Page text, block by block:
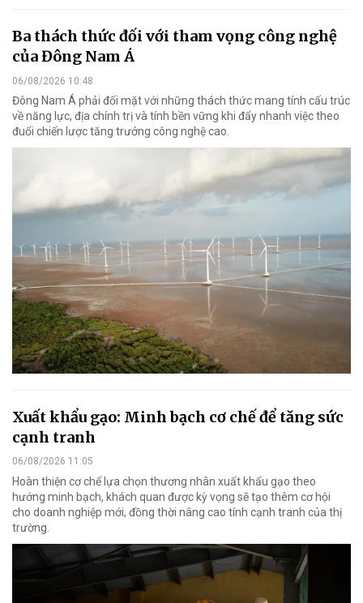
Ba thách thức đối với tham vọng công nghệ
của Đông Nam Á
06/08/2026 10:48
Đông Nam Á phải đối mặt với những thách thức mang tính cấu trúc
về năng lực, địa chính trị và tính bền vững khi đẩy nhanh việc theo
đuổi chiến lược tăng trưởng công nghệ cao.
Xuất khẩu gạo: Minh bạch cơ chế để tăng sức
cạnh tranh
06/08/2026 11:05
Hoàn thiện cơ chế lựa chọn thương nhân xuất khẩu gạo theo
hướng minh bạch, khách quan được kỳ vọng sẽ tạo thêm cơ hội
cho doanh nghiệp mới, đồng thời nâng cao tính cạnh tranh của thị
trường.